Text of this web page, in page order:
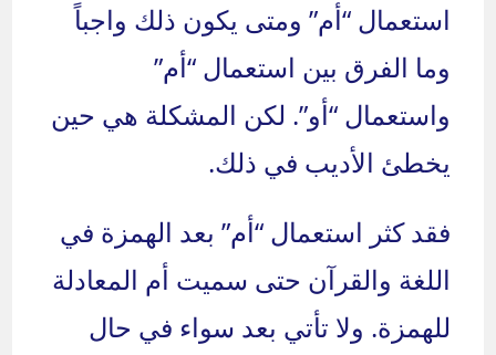
استعمال “أم” ومتى يكون ذلك واجباً
وما الفرق بين استعمال “أم”
واستعمال “أو”. لكن المشكلة هي حين
يخطئ الأديب في ذلك.
فقد كثر استعمال “أم” بعد الهمزة في
اللغة والقرآن حتى سميت أم المعادلة
للهمزة. ولا تأتي بعد سواء في حال